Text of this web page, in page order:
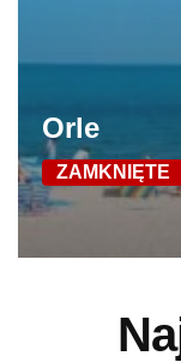
Orle
ZAMKNIĘTE